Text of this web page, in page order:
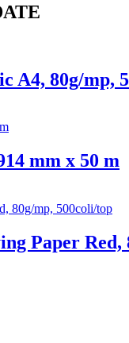
A4, 80g/mp,
mm x 50 m
Paper Red,